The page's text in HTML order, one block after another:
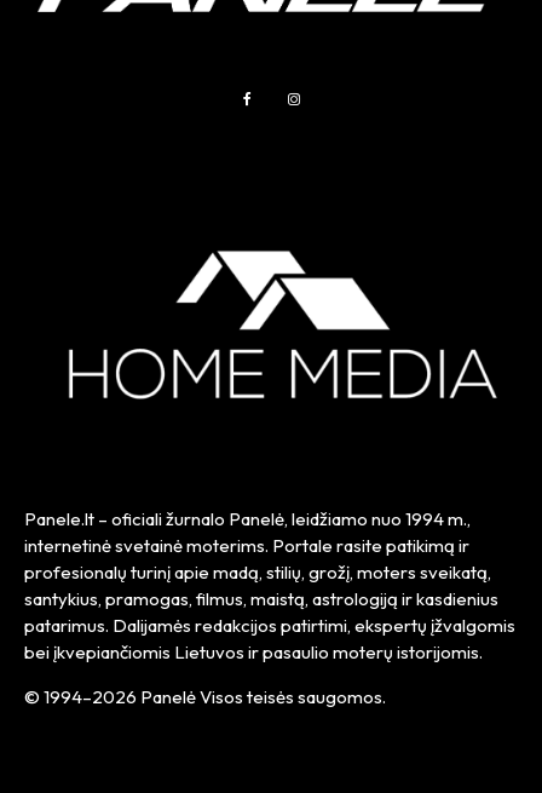
Panele.lt – oficiali žurnalo Panelė, leidžiamo nuo 1994 m.,
internetinė svetainė moterims. Portale rasite patikimą ir
profesionalų turinį apie madą, stilių, grožį, moters sveikatą,
santykius, pramogas, filmus, maistą, astrologiją ir kasdienius
patarimus. Dalijamės redakcijos patirtimi, ekspertų įžvalgomis
bei įkvepiančiomis Lietuvos ir pasaulio moterų istorijomis.
© 1994–2026 Panelė Visos teisės saugomos.